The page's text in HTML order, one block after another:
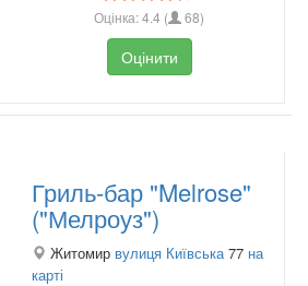
Оцінка:4.4 ( 68)
Оцінити
Гриль-бар "Melrose"
("Мелроуз")
Житомир вулиця Київська 77 на
карті